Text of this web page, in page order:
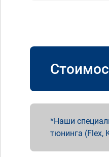
Наши
тюнинга (Flex,